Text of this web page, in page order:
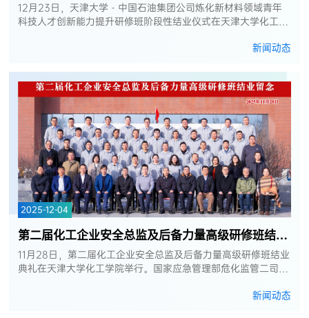
12月23日，天津大学－中国石油集团公司炼化新材料领域青年
科技人才创新能力提升研修班阶段性结业仪式在天津大学化工学
新闻动态
2025-12-04
第二届化工企业安全总监及后备力量高级研修班结业典礼在天津大学化工学院...
11月28日，第二届化工企业安全总监及后备力量高级研修班结业
典礼在天津大学化工学院举行。国家应急管理部危化监管二司二
新闻动态